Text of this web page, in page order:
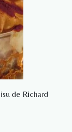
de Richard